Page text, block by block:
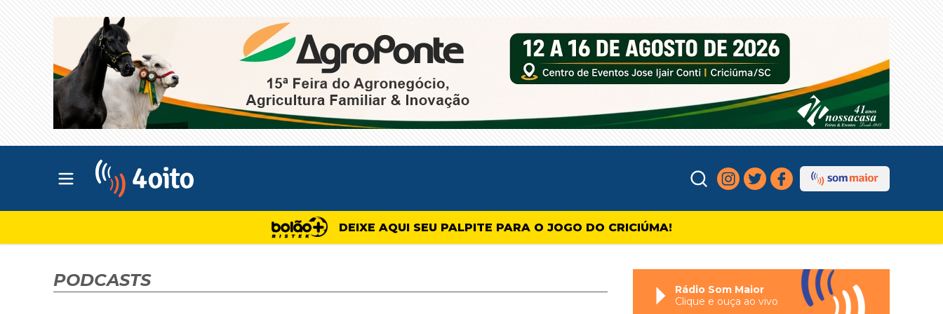
Abrir menu principal
DEIXE AQUI SEU PALPITE PARA O JOGO DO CRICIÚMA!
PODCASTS
Rádio Som Maior
Clique e ouça ao vivo